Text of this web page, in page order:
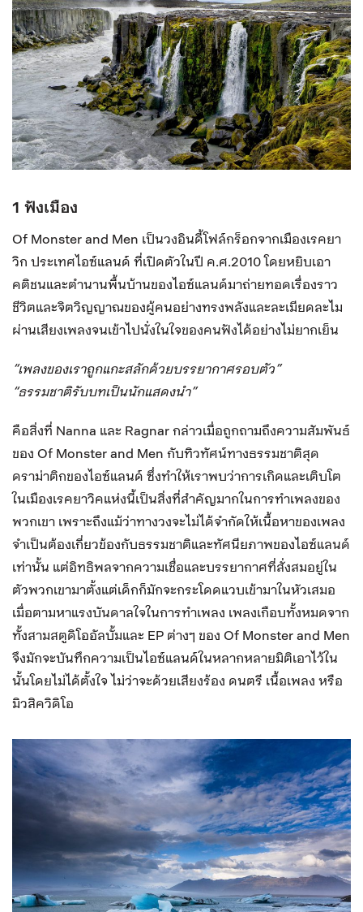
1 ฟังเมือง
Of Monster and Men เป็นวงอินดี้โฟล์กร็อกจากเมืองเรคยา
วิก ประเทศไอซ์แลนด์ ที่เปิดตัวในปี ค.ศ.2010 โดยหยิบเอา
คติชนและตำนานพื้นบ้านของไอซ์แลนด์มาถ่ายทอดเรื่องราว
ชีวิตและจิตวิญญาณของผู้คนอย่างทรงพลังและละเมียดละไม
ผ่านเสียงเพลงจนเข้าไปนั่งในใจของคนฟังได้อย่างไม่ยากเย็น
“เพลงของเราถูกแกะสลักด้วยบรรยากาศรอบตัว”
“ธรรมชาติรับบทเป็นนักแสดงนำ”
คือสิ่งที่ Nanna และ Ragnar กล่าวเมื่อถูกถามถึงความสัมพันธ์
ของ Of Monster and Men กับทิวทัศน์ทางธรรมชาติสุด
ดราม่าติกของไอซ์แลนด์ ซึ่งทำให้เราพบว่าการเกิดและเติบโต
ในเมืองเรคยาวิคแห่งนี้เป็นสิ่งที่สำคัญมากในการทำเพลงของ
พวกเขา เพราะถึงแม้ว่าทางวงจะไม่ได้จำกัดให้เนื้อหาของเพลง
จำเป็นต้องเกี่ยวข้องกับธรรมชาติและทัศนียภาพของไอซ์แลนด์
เท่านั้น แต่อิทธิพลจากความเชื่อและบรรยากาศที่สั่งสมอยู่ใน
ตัวพวกเขามาตั้งแต่เด็กก็มักจะกระโดดแวบเข้ามาในหัวเสมอ
เมื่อตามหาแรงบันดาลใจในการทำเพลง เพลงเกือบทั้งหมดจาก
ทั้งสามสตูดิโออัลบั้มและ EP ต่างๆ ของ Of Monster and Men
จึงมักจะบันทึกความเป็นไอซ์แลนด์ในหลากหลายมิติเอาไว้ใน
นั้นโดยไม่ได้ตั้งใจ ไม่ว่าจะด้วยเสียงร้อง ดนตรี เนื้อเพลง หรือ
มิวสิควิดิโอ